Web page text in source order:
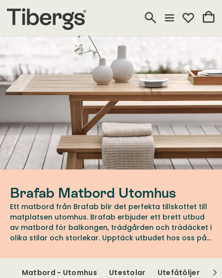
Brafab Matbord Utomhus
Ett matbord från Brafab blir det perfekta tillskottet till
matplatsen utomhus. Brafab erbjuder ett brett utbud
av matbord för balkongen, trädgården och trädäcket i
olika stilar och storlekar. Upptäck utbudet hos oss på
Matbord - Utomhus Utestolar Utefåtöljer